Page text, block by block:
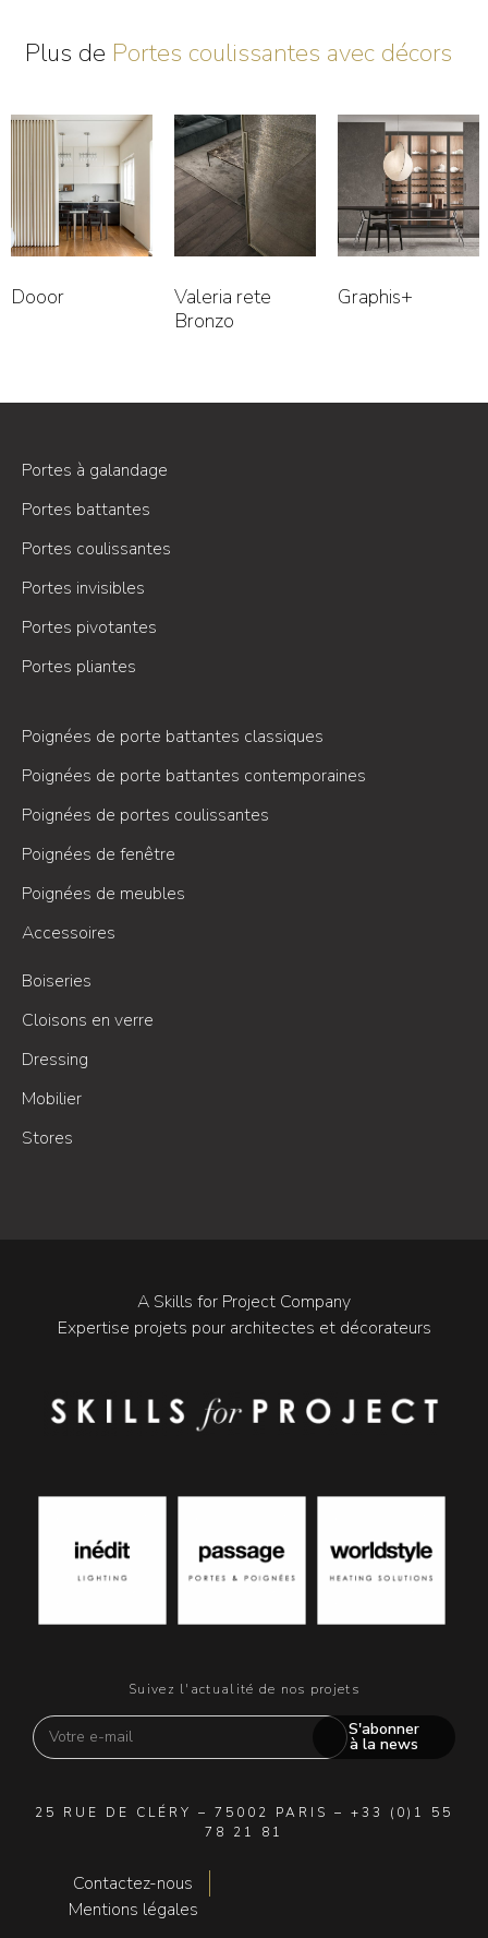
Plus de Portes coulissantes avec décors
Dooor
Valeria rete
Bronzo
Graphis+
Portes à galandage
Portes battantes
Portes coulissantes
Portes invisibles
Portes pivotantes
Portes pliantes
Poignées de porte battantes classiques
Poignées de porte battantes contemporaines
Poignées de portes coulissantes
Poignées de fenêtre
Poignées de meubles
Accessoires
Boiseries
Cloisons en verre
Dressing
Mobilier
Stores
A Skills for Project Company
Expertise projets pour architectes et décorateurs
Suivez l'actualité de nos projets
S'abonner
à la news
25 RUE DE CLÉRY – 75002 PARIS – +33 (0)1 55
78 21 81
Contactez-nous
Mentions légales